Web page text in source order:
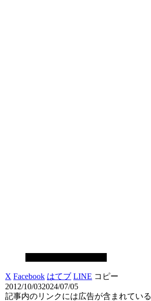
X Facebook はてブ LINE コピー
2012/10/032024/07/05
記事内のリンクには広告が含まれている